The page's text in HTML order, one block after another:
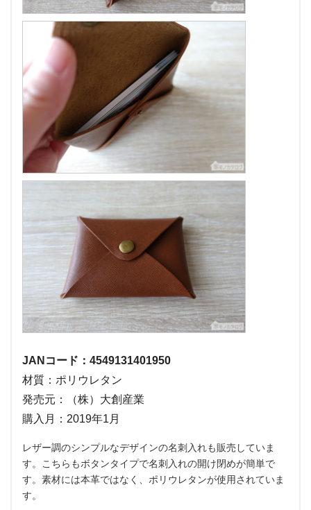
JANコード：4549131401950
材質：ポリウレタン
発売元：（株）大創産業
購入月：2019年1月
レザー調のシンプルなデザインの名刺入れも販売していま
す。こちらもボタンタイプで名刺入れの開け閉めが簡単で
す。素材には本革ではなく、ポリウレタンが使用されていま
す。